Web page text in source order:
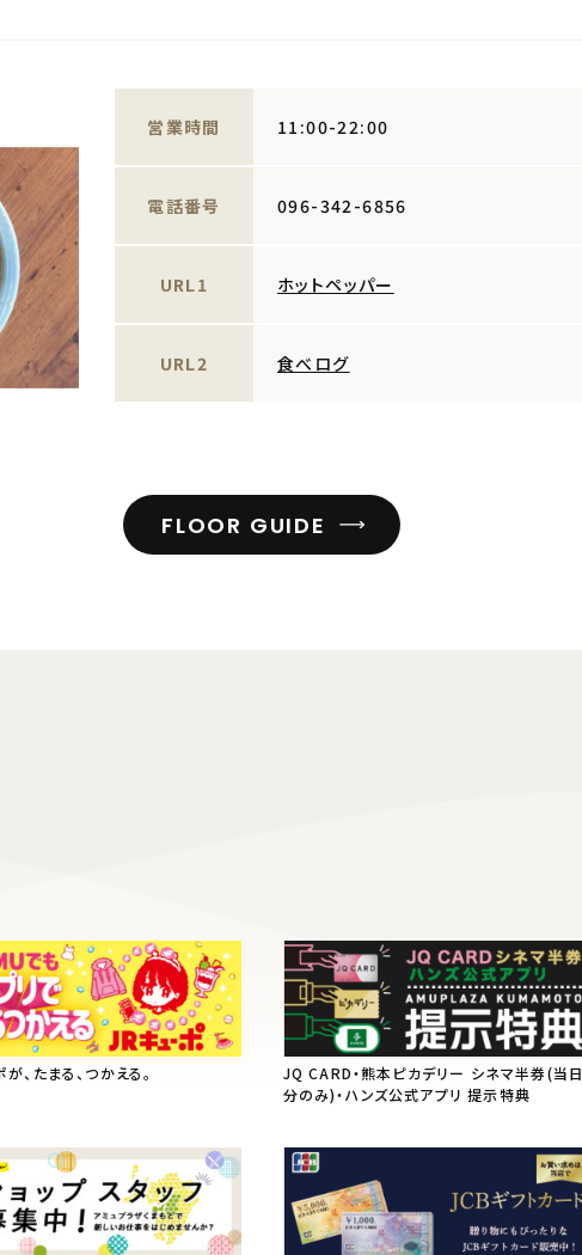
営業時間 11:00-22:00
電話番号 096-342-6856
URL1 ホットペッパー
URL2 食べログ
FLOOR GUIDE
、たまる、つかえる。
JQ CARD・熊本ピカデリー シネマ半券(当日
分のみ)・ハンズ公式アプリ 提示特典